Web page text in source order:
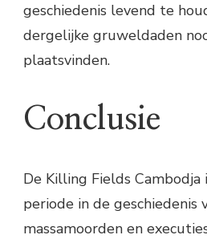
geschiedenis levend te
dergelijke gruweldaden
plaatsvinden.
Conclusie
De Killing Fields Cambodja
periode in de geschiedenis
massamoorden en